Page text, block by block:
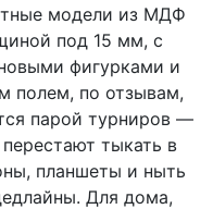
модели из МДФ
под 15 мм, с
фигурками и
полем, по отзывам,
парой турниров —
перестают тыкать в
планшеты и ныть
Для дома,